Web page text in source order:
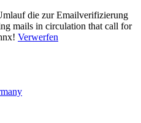
die zur Emailverifizierung
mails in circulation that call for
Verwerfen